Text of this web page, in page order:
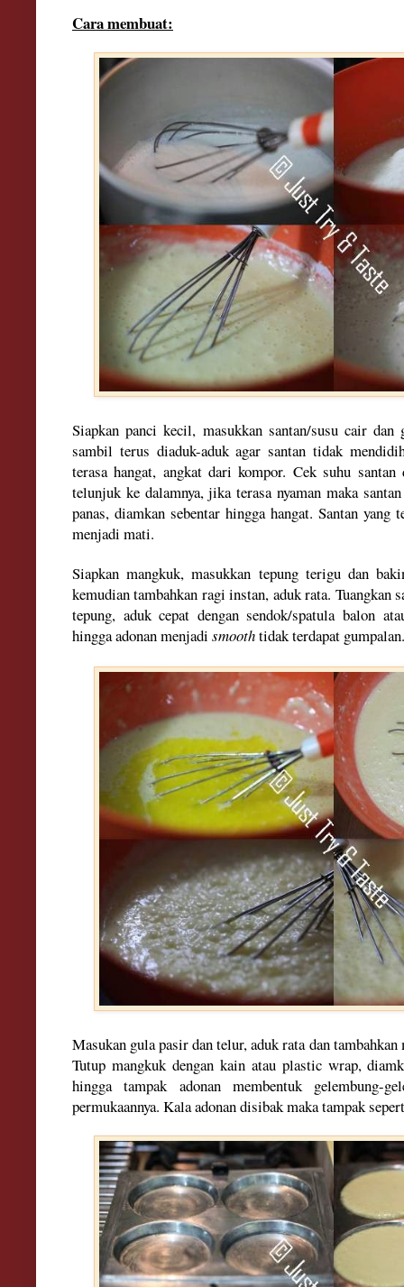
Cara membuat:
Siapkan panci kecil, masukkan santan/susu cair
sambil terus diaduk-aduk agar santan tidak
terasa hangat, angkat dari kompor. Cek suhu
telunjuk ke dalamnya, jika terasa nyaman maka
panas, diamkan sebentar hingga hangat. Santan yang
menjadi mati.
Siapkan mangkuk, masukkan tepung terigu dan
kemudian tambahkan ragi instan, aduk rata. Tuangkan
tepung, aduk cepat dengan sendok/spatula balon
hingga adonan menjadi smoothtidak terdapat gumpalan.
Masukan gula pasir dan telur, aduk rata dan
Tutup mangkuk dengan kain atau plastic wrap,
hingga tampak adonan membentuk gelembung-
permukaannya. Kala adonan disibak maka tampak